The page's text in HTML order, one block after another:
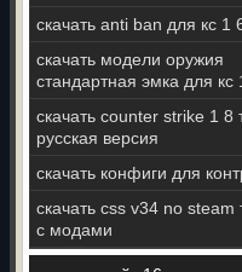
скачать anti ban для кс 1
скачать модели оружия
стандартная эмка для кс
скачать counter strike 1 8
русская версия
скачать конфиги для
скачать css v34 no steam
с модами